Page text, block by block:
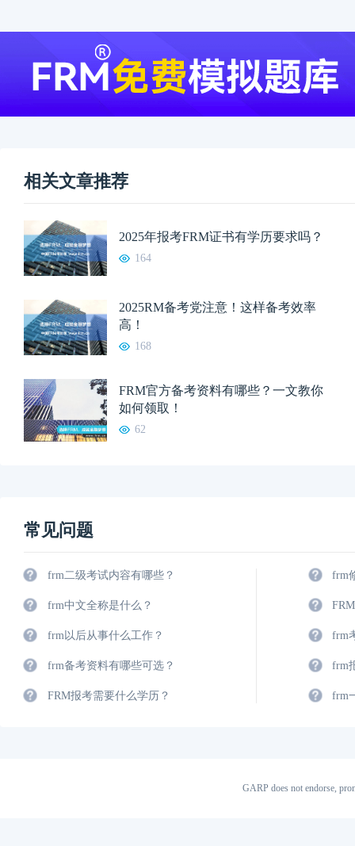
相关文章推荐
2025年报考FRM证书有学历要求吗？
164
2025RM备考党注意！这样备考效率
高！
168
FRM官方备考资料有哪些？一文教你
如何领取！
62
常见问题
frm二级考试内容有哪些？
frm中文全称是什么？
frm以后从事什么工作？
frm备考资料有哪些可选？
FRM报考需要什么学历？
frm
frm
frm
frm
GARP does not endorse,